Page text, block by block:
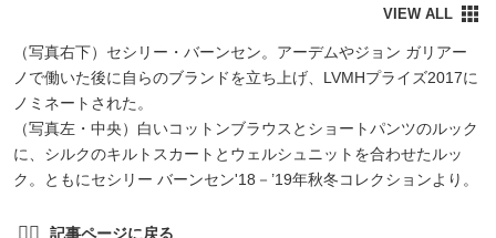
（写真右下）セシリー・バーンセン。アーデムやジョン ガリアー
ノで働いた後に自らのブランドを立ち上げ、LVMHプライズ2017に
ノミネートされた。
（写真左・中央）白いコットンブラウスとショートパンツのルック
に、シルクのキルトスカートとウェルシュニットを合わせたルッ
ク。ともにセシリー バーンセン'18－’19年秋冬コレクションより。